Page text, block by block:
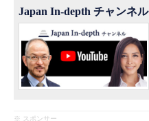
Japan In-depth チャンネル
※ スポンサー